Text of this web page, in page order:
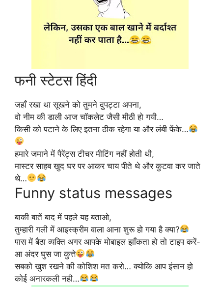
फनी स्टेटस हिंदी
जहाँ रखा था सूखने को तुमने दुपट्टा अपना,
वो नीम की डाली आज चॉकलेट जैसी मीठी हो गयी…
किसी को पटाने के लिए इतना ठीक रहेगा या और लंबी फेंके…
हमारे जमाने में पैरेंट्स टीचर मीटिंग नहीं होती थी,
मास्टर साहब खुद घर पर आकर चाय पीते थे और कुटवा कर जाते
थे…
Funny status messages
बाकी बातें बाद में पहले यह बताओ,
तुम्हारी गली में आइस्क्रीम वाला आना शुरू हो गया है क्या?
पास में बैठा व्यक्ति अगर आपके मोबाइल झाँकता हो तो टाइप करें-
आ अंदर घुस जा कुत्ते
सबको खुश रखने की कोशिश मत करो… क्योकि आप इंसान हो
कोई अनारकली नही…